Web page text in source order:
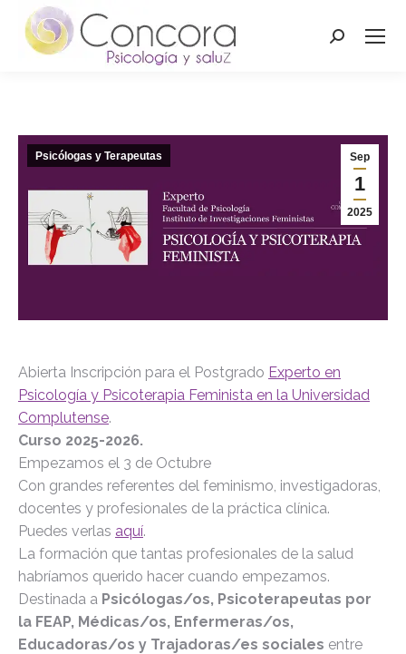
Buscar:
Sep
1
2025
Psicólogas y Terapeutas
Abierta Inscripción para el Postgrado Experto en
Psicología y Psicoterapia Feminista en la Universidad
Complutense.
Curso 2025-2026.
Empezamos el 3 de Octubre
Con grandes referentes del feminismo, investigadoras,
docentes y profesionales de la práctica clínica.
Puedes verlas aquí.
La formación que tantas profesionales de la salud
habríamos querido hacer cuando empezamos.
Destinada a Psicólogas/os, Psicoterapeutas por
la FEAP, Médicas/os, Enfermeras/os,
Educadoras/os y Trajadoras/es sociales entre